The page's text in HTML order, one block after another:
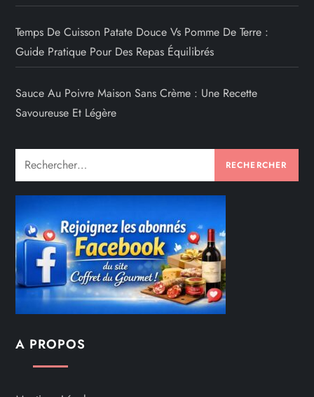
Temps De Cuisson Patate Douce Vs Pomme De Terre :
Guide Pratique Pour Des Repas Équilibrés
Sauce Au Poivre Maison Sans Crème : Une Recette
Savoureuse Et Légère
Rechercher :
A PROPOS